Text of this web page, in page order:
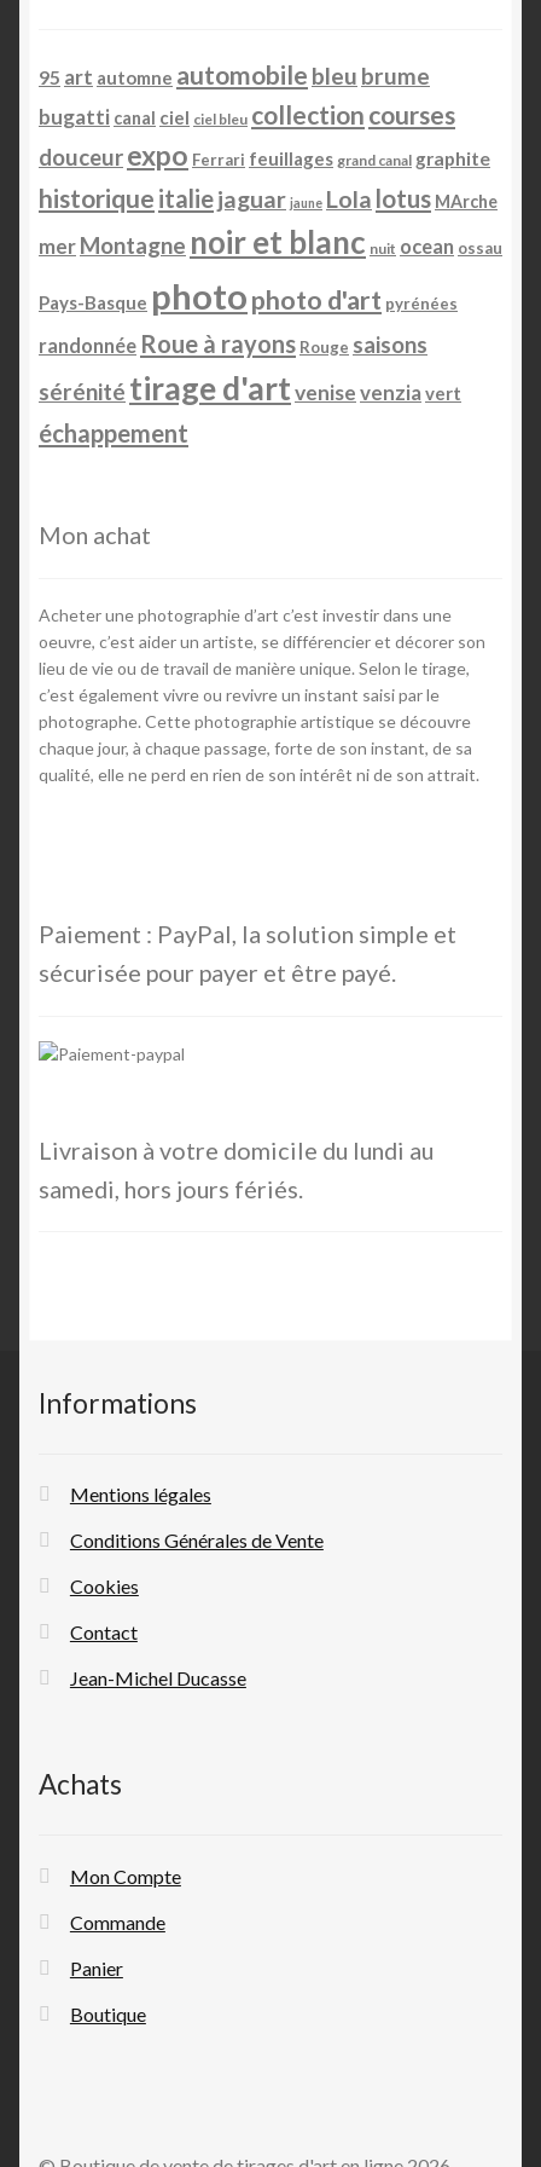
Mon Compte
Pérégrinations
Portfolio
Services
95 art automne automobile bleu brume
bugatti canal ciel ciel bleu collection courses
douceurexpo Ferrari feuillages grand canal graphite
historique italiejaguar jaune Lola lotus MArche
merMontagne noir et blanc nuit ocean ossau
Pays-Basque photophoto d'art pyrénées
randonnée Roue à rayons Rouge saisons
sérénité tirage d'artvenisevenzia vert
échappement
Mon achat
Acheter une photographie d’art c’est investir dans une
oeuvre, c’est aider un artiste, se différencier et décorer son
lieu de vie ou de travail de manière unique. Selon le tirage,
c’est également vivre ou revivre un instant saisi par le
photographe. Cette photographie artistique se découvre
chaque jour, à chaque passage, forte de son instant, de sa
qualité, elle ne perd en rien de son intérêt ni de son attrait.
Paiement : PayPal, la solution simple et
sécurisée pour payer et être payé.
Livraison à votre domicile du lundi au
samedi, hors jours fériés.
Informations
Mentions légales
Conditions Générales de Vente
Cookies
Contact
Jean-Michel Ducasse
Achats
Mon Compte
Commande
Panier
Boutique